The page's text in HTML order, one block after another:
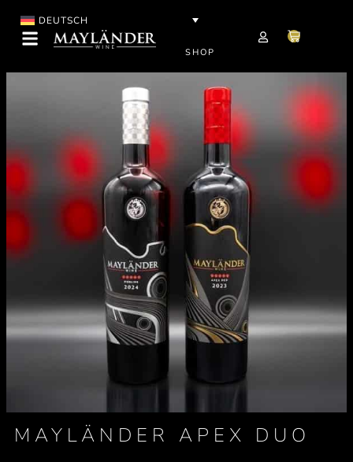
DEUTSCH
SHOP
MAYLÄNDER APEX DUO